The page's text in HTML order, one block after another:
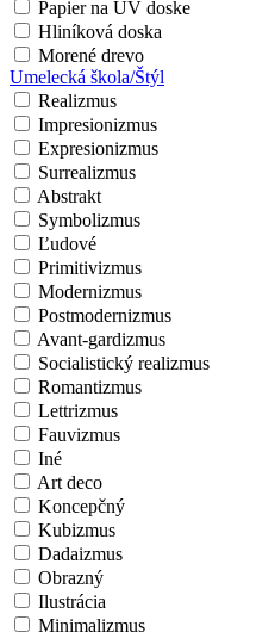
Papier na ÚV doske
Hliníková doska
Morené drevo
Umelecká škola/Štýl
Realizmus
Impresionizmus
Expresionizmus
Surrealizmus
Abstrakt
Symbolizmus
Ľudové
Primitivizmus
Modernizmus
Postmodernizmus
Avant-gardizmus
Socialistický realizmus
Romantizmus
Lettrizmus
Fauvizmus
Iné
Art deco
Koncepčný
Kubizmus
Dadaizmus
Obrazný
Ilustrácia
Minimalizmus